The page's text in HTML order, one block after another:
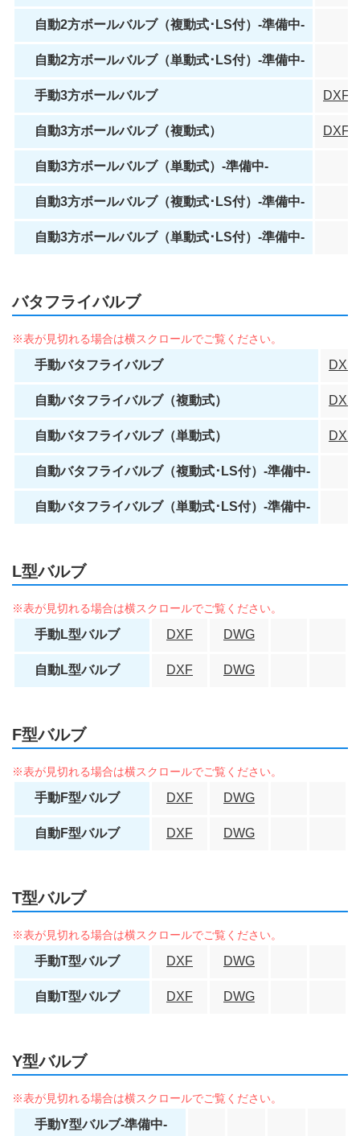
自動2方ボールバルブ（複動式･LS付）-準備中-
自動2方ボールバルブ（単動式･LS付）-準備中-
手動3方ボールバルブ DXF
自動3方ボールバルブ（複動式） DXF
自動3方ボールバルブ（単動式）-準備中-
自動3方ボールバルブ（複動式･LS付）-準備中-
自動3方ボールバルブ（単動式･LS付）-準備中-
バタフライバルブ
手動バタフライバルブ DXF
自動バタフライバルブ（複動式） DXF
自動バタフライバルブ（単動式） DXF
自動バタフライバルブ（複動式･LS付）-準備中-
自動バタフライバルブ（単動式･LS付）-準備中-
L型バルブ
手動L型バルブ DXF DWG
自動L型バルブ DXF DWG
F型バルブ
手動F型バルブ DXF DWG
自動F型バルブ DXF DWG
T型バルブ
手動T型バルブ DXF DWG
自動T型バルブ DXF DWG
Y型バルブ
手動Y型バルブ-準備中-